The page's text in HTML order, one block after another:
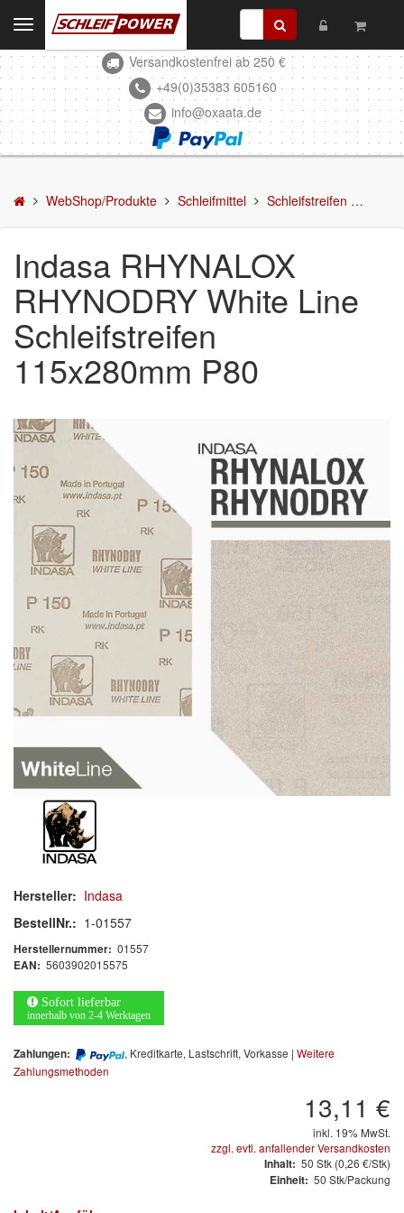
Kontakt
WebShop/Produkte
Schleifmittel
Schleifscheiben
DELTA-Schleifscheiben
Schleifstreifen
Schleifmittel in Rollen
Schleifbogen
Schleifvlies
Schleif-Handpads
Zubehör/Hilfsmittel
Kleben & Beschichten
Abdecken
Spachteln
Lackieren
Polieren
Malerbedarf & Zubehör
Reinigen
Arbeitsschutz
Luftfilter
Mischfarben
Restposten
Informationsmaterial
MARKEN
(1)
3M
Toggle
navigation Versandkostenfrei ab 250 €
+49(0)35383 605160
info@oxaata.de
WebShop/Produkte Schleifmittel Schleifstreifen
Indasa RHYNALOX
RHYNODRY White Line
Schleifstreifen
115x280mm P80
Hersteller: Indasa
BestellNr.: 1-01557
Herstellernummer: 01557
EAN: 5603902015575
Sofort lieferbar
innerhalb von 2-4 Werktagen
Zahlungen: , Kreditkarte, Lastschrift, Vorkasse | Weitere
Zahlungsmethoden
13,11 €
inkl. 19% MwSt.
zzgl. evtl. anfallender Versandkosten
Inhalt: 50 Stk (0,26 €/Stk)
Einheit: 50 Stk/Packung